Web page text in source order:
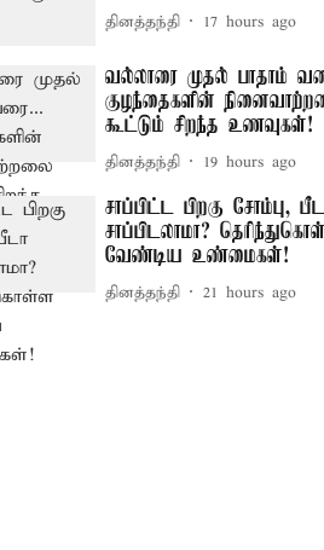
தினத்தந்தி 17 hours ago
வல்லாரை முதல் பாதாம்
குழந்தைகளின்
கூட்டும் சிறந்த உணவுகள்!
தினத்தந்தி 19 hours ago
சாப்பிட்ட பிறகு சோம்பு,
சாப்பிடலாமா?
வேண்டிய உண்மைகள்!
தினத்தந்தி 21 hours ago